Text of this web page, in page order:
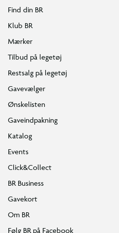
Find din BR
Klub BR
Mærker
Tilbud på legetøj
Restsalg på legetøj
Gavevælger
Ønskelisten
Gaveindpakning
Katalog
Events
Click&Collect
BR Business
Gavekort
Om BR
Følg BR på Facebook